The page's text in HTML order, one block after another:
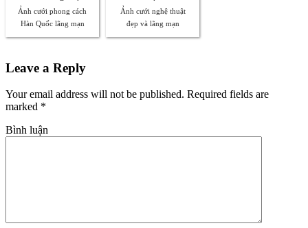
Ảnh cưới phong cách
Hàn Quốc lãng mạn
Ảnh cưới nghệ thuật
đẹp và lãng mạn
Leave a Reply
Your email address will not be published. Required fields are
marked *
Bình luận